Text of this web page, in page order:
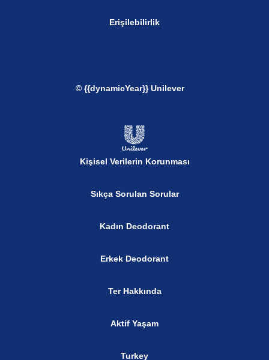
Erişilebilirlik
Kişisel Verilerin Korunması
Sıkça Sorulan Sorular
Kadın Deodorant
Erkek Deodorant
Ter Hakkında
Aktif Yaşam
Turkey
© {{dynamicYear}} Unilever